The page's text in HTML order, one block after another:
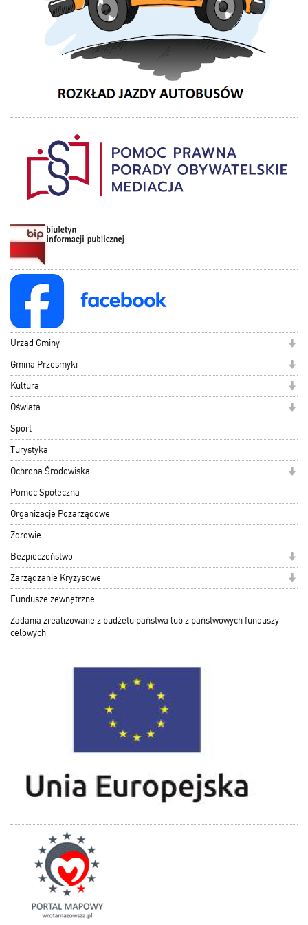
Urząd Gminy
Gmina Przesmyki
Kultura
Oświata
Sport
Turystyka
Ochrona Środowiska
Pomoc Społeczna
Organizacje Pozarządowe
Zdrowie
Bezpieczeństwo
Zarządzanie Kryzysowe
Fundusze zewnętrzne
Zadania zrealizowane z budżetu państwa lub z państwowych funduszy
celowych